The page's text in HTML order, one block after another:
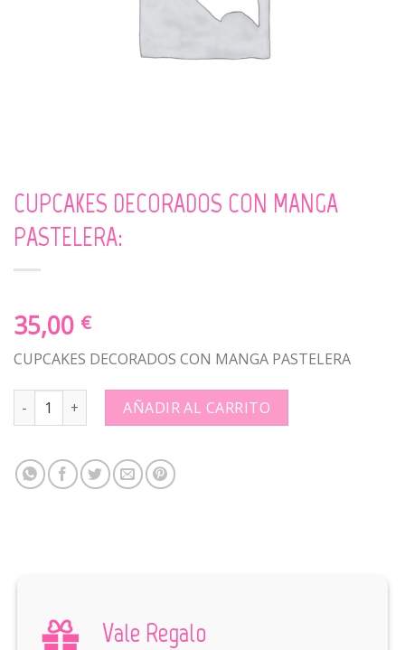
CUPCAKES DECORADOS CON MANGA
PASTELERA:
35,00 €
CUPCAKES DECORADOS CON MANGA PASTELERA
CUPCAKES DECORADOS CON MANGA PASTELERA: quantity
AÑADIR AL CARRITO
Vale Regalo